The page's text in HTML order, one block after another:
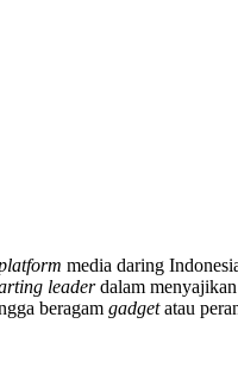
media daring
leaderdalam
beragam gadgetatau